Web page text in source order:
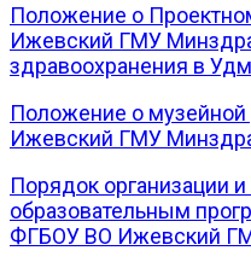
Положение о
Ижевский ГМУ
здравоохранения в
Положение о
Ижевский ГМУ
Порядок организации
образовательным
ФГБОУ ВО Ижевский